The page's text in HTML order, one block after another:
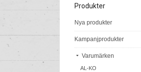
Produkter
Nya produkter
Kampanjprodukter
Varumärken
AL-KO